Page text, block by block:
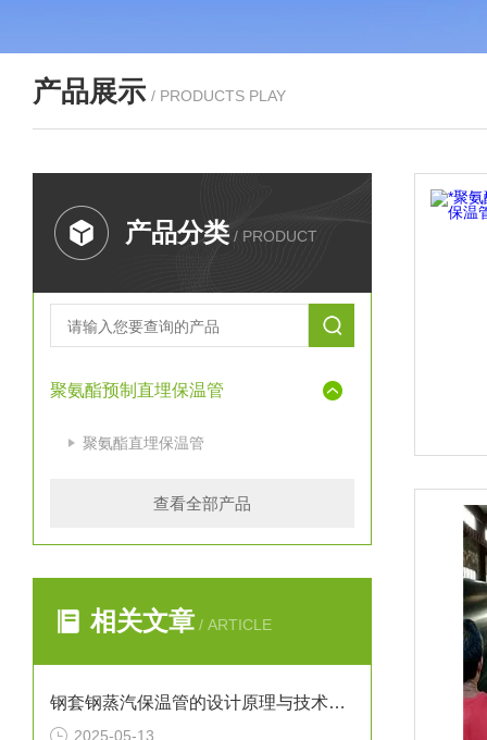
产品展示 / PRODUCTS PLAY
产品分类 / PRODUCT
聚氨酯预制直埋保温管
聚氨酯直埋保温管
查看全部产品
相关文章 / ARTICLE
钢套钢蒸汽保温管的设计原理与技术创新
2025-05-13